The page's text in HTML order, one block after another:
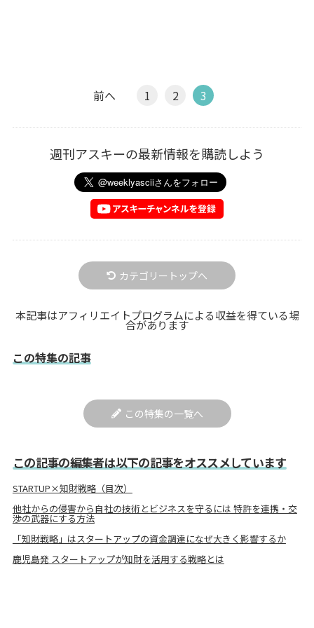
前へ 1 2 3
週刊アスキーの最新情報を購読しよう
カテゴリートップへ
本記事はアフィリエイトプログラムによる収益を得ている場
合があります
この特集の記事
この特集の一覧へ
この記事の編集者は以下の記事をオススメしています
STARTUP×知財戦略（目次）
他社からの侵害から自社の技術とビジネスを守るには 特許を連携・交
渉の武器にする方法
「知財戦略」はスタートアップの資金調達になぜ大きく影響するか
鹿児島発 スタートアップが知財を活用する戦略とは